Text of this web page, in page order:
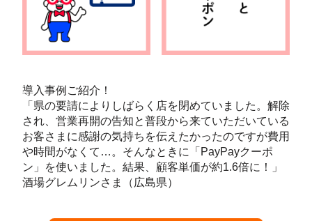
導入事例ご紹介！
「県の要請によりしばらく店を閉めていました。解除
され、営業再開の告知と普段から来ていただいている
お客さまに感謝の気持ちを伝えたかったのですが費用
や時間がなくて…。そんなときに「PayPayクーポ
ン」を使いました。結果、顧客単価が約1.6倍に！」
酒場グレムリンさま（広島県）